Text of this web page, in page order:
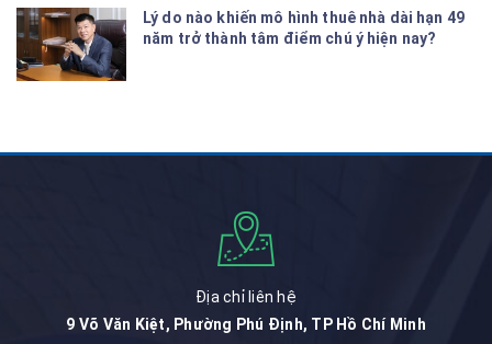
Lý do nào khiến mô hình thuê nhà dài hạn 49
năm trở thành tâm điểm chú ý hiện nay?
Địa chỉ liên hệ
9 Võ Văn Kiệt, Phường Phú Định, TP Hồ Chí Minh